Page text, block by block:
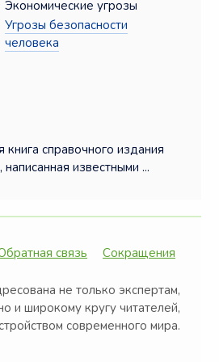
Экономические угрозы
Угрозы безопасности
человека
справочного издания
известными ...
связь Сокращения
не только экспертам,
и широкому кругу читателей,
современного мира.